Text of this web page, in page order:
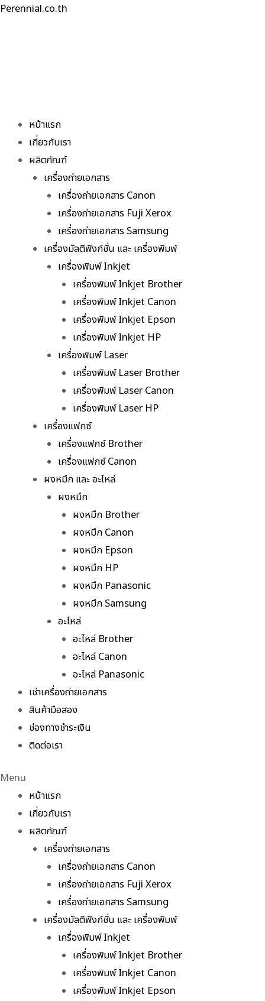
Skip
Perennial.co.th
หน้าแรก
เกี่ยวกับเรา
ผลิตภัณฑ์
เครื่องถ่ายเอกสาร
เครื่องถ่ายเอกสาร Canon
เครื่องถ่ายเอกสาร Fuji Xerox
เครื่องถ่ายเอกสาร Samsung
เครื่องมัลติฟังก์ชั่น และ เครื่องพิมพ์
เครื่องพิมพ์ Inkjet
เครื่องพิมพ์ Inkjet Brother
เครื่องพิมพ์ Inkjet Canon
เครื่องพิมพ์ Inkjet Epson
เครื่องพิมพ์ Inkjet HP
เครื่องพิมพ์ Laser
เครื่องพิมพ์ Laser Brother
เครื่องพิมพ์ Laser Canon
เครื่องพิมพ์ Laser HP
เครื่องแฟกซ์
เครื่องแฟกซ์ Brother
เครื่องแฟกซ์ Canon
ผงหมึก และ อะไหล่
ผงหมึก
ผงหมึก Brother
ผงหมึก Canon
ผงหมึก Epson
ผงหมึก HP
ผงหมึก Panasonic
ผงหมึก Samsung
อะไหล่
อะไหล่ Brother
อะไหล่ Canon
อะไหล่ Panasonic
เช่าเครื่องถ่ายเอกสาร
สินค้ามือสอง
ช่องทางชำระเงิน
ติดต่อเรา
Menu
หน้าแรก
เกี่ยวกับเรา
ผลิตภัณฑ์
เครื่องถ่ายเอกสาร
เครื่องถ่ายเอกสาร Canon
เครื่องถ่ายเอกสาร Fuji Xerox
เครื่องถ่ายเอกสาร Samsung
เครื่องมัลติฟังก์ชั่น และ เครื่องพิมพ์
เครื่องพิมพ์ Inkjet
เครื่องพิมพ์ Inkjet Brother
เครื่องพิมพ์ Inkjet Canon
เครื่องพิมพ์ Inkjet Epson